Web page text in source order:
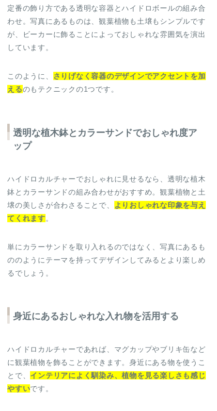
定番の飾り方である透明な容器とハイドロボールの組み合
わせ。写真にあるものは、観葉植物も土壌もシンプルです
が、ビーカーに飾ることによっておしゃれな雰囲気を演出
しています。
このように、
さりげなく容器のデザインでアクセントを加
えるのもテクニックの1つです。
透明な植木鉢とカラーサンドでおしゃれ度ア
ップ
ハイドロカルチャーでおしゃれに見せるなら、透明な植木
鉢とカラーサンドの組み合わせがおすすめ。観葉植物と土
壌の美しさが合わさることで、
よりおしゃれな印象を与え
てくれます。
単にカラーサンドを取り入れるのではなく、写真にあるも
ののようにテーマを持ってデザインしてみるとより楽しめ
るでしょう。
身近にあるおしゃれな入れ物を活用する
ハイドロカルチャーであれば、マグカップやブリキ缶など
に観葉植物を飾ることができます。身近にある物を使うこ
とで、 インテリアによく馴染み、植物を見る楽しさも感じ
やすいです。